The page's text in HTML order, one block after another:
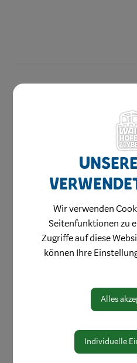
Herzlich willkommen
Bauen & Wohnen
Kinderbetreuung
Kindergarten
Jugend & Familie
Heiraten in Waidhofen
Mobilität & Anreise
Wir verwenden
Seitenfunktionen zu
Zugriffe auf diese
können Ihre
Alles
Individuelle